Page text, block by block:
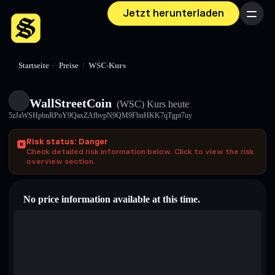
Jetzt herunterladen Menü
Startseite / Preise / WSC-Kurs
WallStreetCoin (WSC) Kurs heute
5zJaWSHpbnRPnY9QaxZAfbvpN9QM9FbnHKK7qTgpt7uy
Risk status: Danger
Check detailed risk information below. Click to view the risk
overview section.
No price information available at this time.